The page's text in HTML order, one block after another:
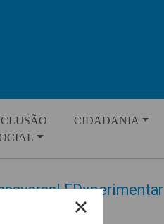
CIDADANIA
EDxperimentar